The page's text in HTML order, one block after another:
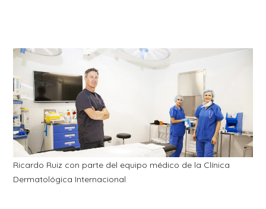
Ricardo Ruiz con parte del equipo médico de la Clínica
Dermatológica Internacional